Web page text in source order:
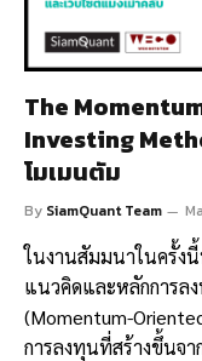
The
Investing
โมเมนตัม
By SiamQuant Team
ในงานสัมมนาในครั้ง
แนวคิดและหลักการล
(Momentum-
การลงทุนที่สร้างขึ้นจา